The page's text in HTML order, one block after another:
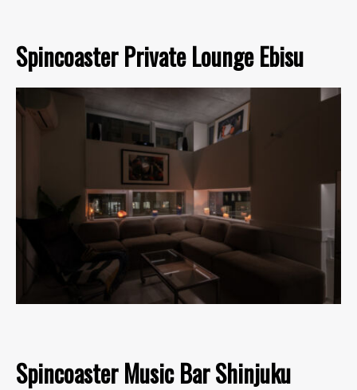
Spincoaster Private Lounge Ebisu
Spincoaster Music Bar Shinjuku